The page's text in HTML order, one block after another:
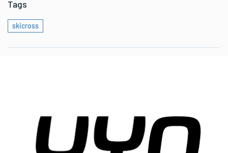
Tags
skicross